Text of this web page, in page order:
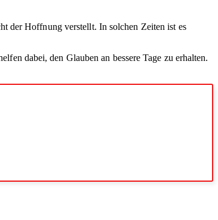
der Hoffnung verstellt. In solchen Zeiten ist es
dabei, den Glauben an bessere Tage zu erhalten.